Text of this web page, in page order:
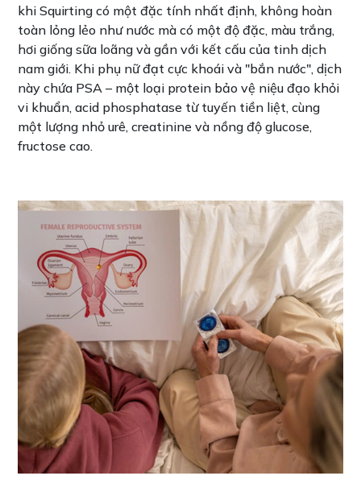
khi Squirting có một đặc tính nhất định, không hoàn
toàn lỏng lẻo như nước mà có một độ đặc, màu trắng,
hơi giống sữa loãng và gần với kết cấu của tinh dịch
nam giới. Khi phụ nữ đạt cực khoái và "bắn nước", dịch
này chứa PSA – một loại protein bảo vệ niệu đạo khỏi
vi khuẩn, acid phosphatase từ tuyến tiền liệt, cùng
một lượng nhỏ urê, creatinine và nồng độ glucose,
fructose cao.